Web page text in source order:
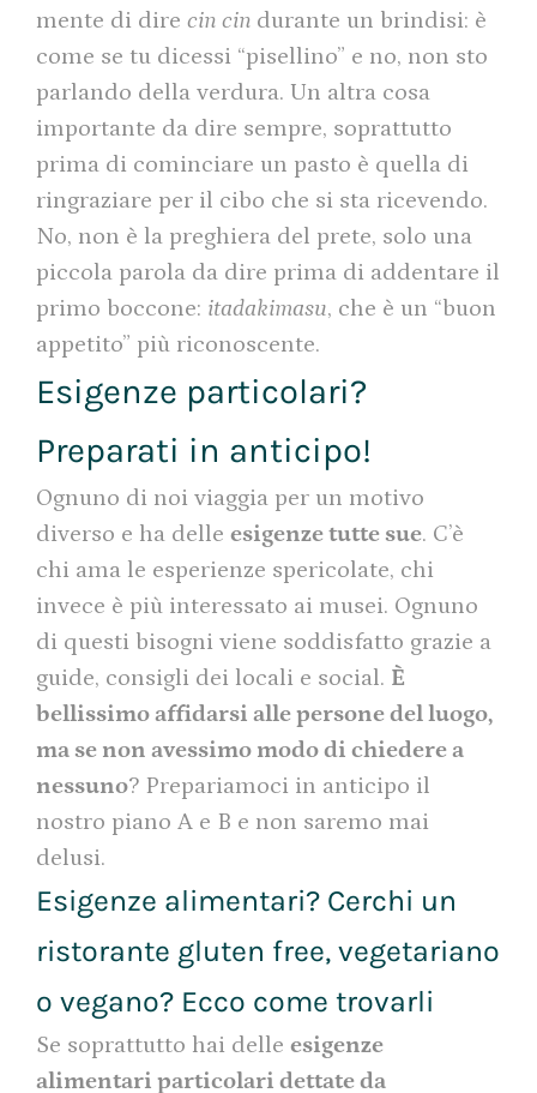
mente di dire cin cin durante un brindisi: è
come se tu dicessi “pisellino” e no, non sto
parlando della verdura. Un altra cosa
importante da dire sempre, soprattutto
prima di cominciare un pasto è quella di
ringraziare per il cibo che si sta ricevendo.
No, non è la preghiera del prete, solo una
piccola parola da dire prima di addentare il
primo boccone: itadakimasu, che è un “buon
appetito” più riconoscente.
Esigenze particolari?
Preparati in anticipo!
Ognuno di noi viaggia per un motivo
diverso e ha delle esigenze tutte sue. C’è
chi ama le esperienze spericolate, chi
invece è più interessato ai musei. Ognuno
di questi bisogni viene soddisfatto grazie a
guide, consigli dei locali e social. È
bellissimo affidarsi alle persone del luogo,
ma se non avessimo modo di chiedere a
nessuno? Prepariamoci in anticipo il
nostro piano A e B e non saremo mai
delusi.
Esigenze alimentari? Cerchi un
ristorante gluten free, vegetariano
o vegano? Ecco come trovarli
Se soprattutto hai delle esigenze
alimentari particolari dettate da